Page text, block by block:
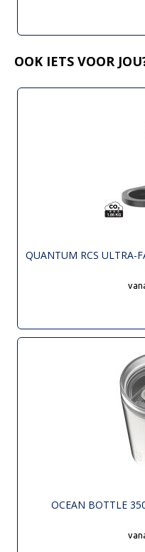
OOK IETS VOOR
QUANTUM RCS ULTRA-
OCEAN BOTTLE